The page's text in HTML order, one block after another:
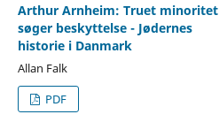
Arthur Arnheim: Truet minoritet
søger beskyttelse - Jødernes
historie i Danmark
Allan Falk
PDF